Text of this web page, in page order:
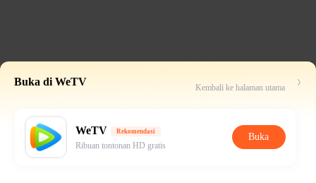
Buka di WeTV Kembali ke halaman utama
WeTV Rekomendasi
Ribuan tontonan HD gratis
Buka